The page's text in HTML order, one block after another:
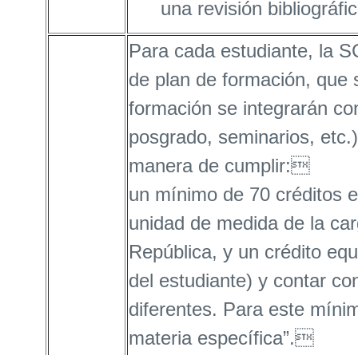
una revisión
Para cada estudiante, la
de plan de formación, que
formación se integrarán
posgrado, seminarios,
manera de cumplir:
un mínimo de 70 créditos
unidad de medida de la
República, y un crédito
del estudiante) y contar
diferentes. Para este
materia específica”.